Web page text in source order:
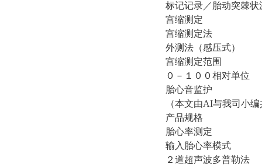
标记记录／胎动突棘状
宫缩测定
宫缩测定法
外测法（感压式）
宫缩测定范围
０－１００相对单位
胎心音监护
（本文由AI与我司小
产品规格
胎心率测定
输入胎心率模式
２道超声波多普勒法